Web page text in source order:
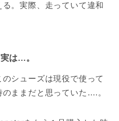
。実際、走っていて違和
は…。
シューズは現役で使って
ままだと思っていた….。